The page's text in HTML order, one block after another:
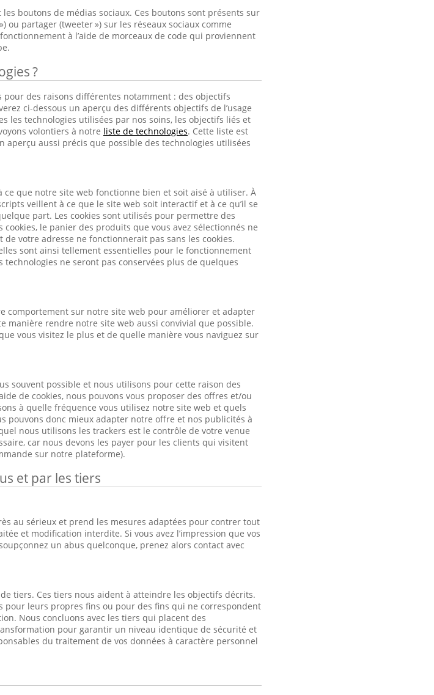
boutons de médias sociaux. Ces boutons sont présents sur
ou partager (tweeter ») sur les réseaux sociaux comme
à l’aide de morceaux de code qui proviennent
?
pour des raisons différentes notamment : des objectifs
ci-dessous un aperçu des différents objectifs de l’usage
les technologies utilisées par nos soins, les objectifs liés et
volontiers à notre liste de technologies. Cette liste est
aussi précis que possible des technologies utilisées
que notre site web fonctionne bien et soit aisé à utiliser. À
veillent à ce que le site web soit interactif et à ce qu’il se
part. Les cookies sont utilisés pour permettre des
le panier des produits que vous avez sélectionnés ne
votre adresse ne fonctionnerait pas sans les cookies.
sont ainsi tellement essentielles pour le fonctionnement
ne seront pas conservées plus de quelques
comportement sur notre site web pour améliorer et adapter
manière rendre notre site web aussi convivial que possible.
vous visitez le plus et de quelle manière vous naviguez sur
souvent possible et nous utilisons pour cette raison des
de cookies, nous pouvons vous proposer des offres et/ou
à quelle fréquence vous utilisez notre site web et quels
pouvons donc mieux adapter notre offre et nos publicités à
nous utilisons les trackers est le contrôle de votre venue
car nous devons les payer pour les clients qui visitent
sur notre plateforme).
et par les tiers
au sérieux et prend les mesures adaptées pour contrer tout
et modification interdite. Si vous avez l’impression que vos
un abus quelconque, prenez alors contact avec
tiers. Ces tiers nous aident à atteindre les objectifs décrits.
pour leurs propres fins ou pour des fins qui ne correspondent
Nous concluons avec les tiers qui placent des
pour garantir un niveau identique de sécurité et
du traitement de vos données à caractère personnel